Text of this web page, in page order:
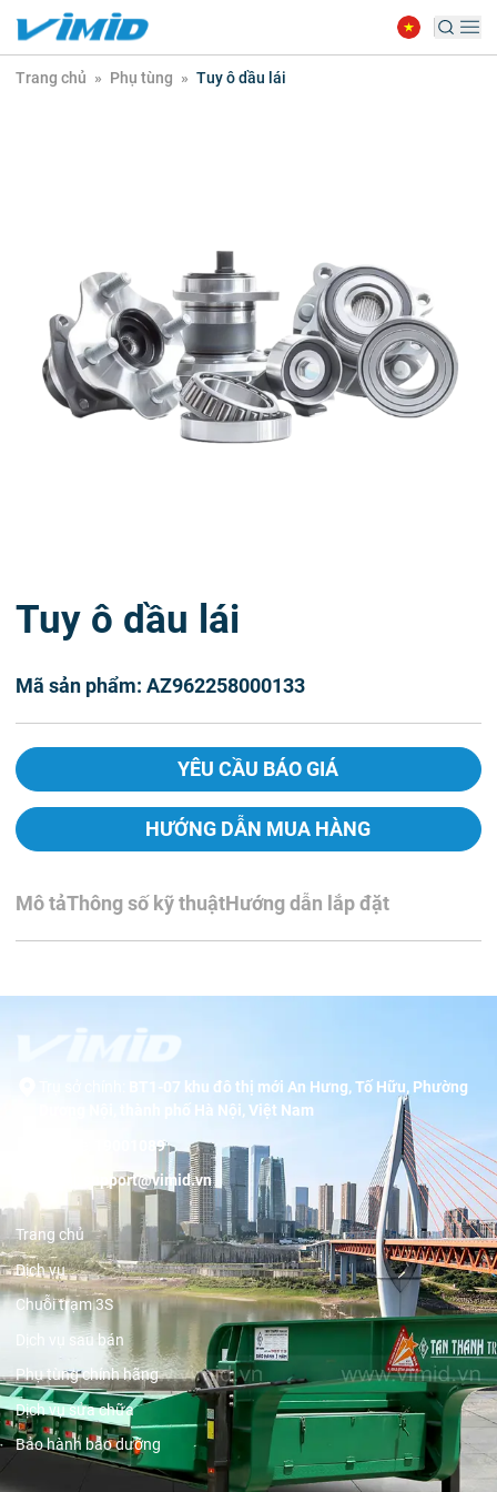
Trang chủ » Phụ tùng » Tuy ô dầu lái
Tuy ô dầu lái
Mã sản phẩm: AZ962258000133
YÊU CẦU BÁO GIÁ
HƯỚNG DẪN MUA HÀNG
Mô tảThông số kỹ thuậtHướng dẫn lắp đặt
BT1-07 khu đô thị mới An Hưng, Tố Hữu, Phường
Dương Nội, thành phố Hà Nội, Việt Nam
19001089
support@vimid.vn
Trang chủ
Dịch vụ
Chuỗi trạm 3S
Dịch vụ sau bán
Phụ tùng chính hãng
Dịch vụ sửa chữa
Bảo hành bảo dưỡng